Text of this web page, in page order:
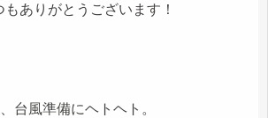
ありがとうございます！
台風準備にヘトヘト。